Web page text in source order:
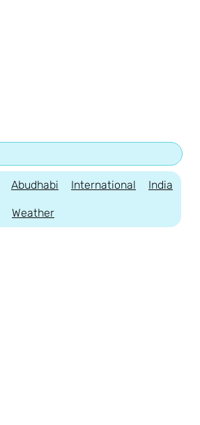
Abudhabi International India
Weather